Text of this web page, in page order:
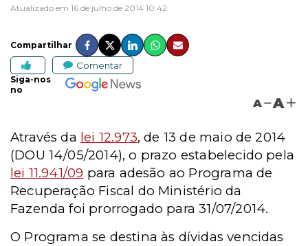
Atualizado em 16 de julho de 2014 10:42
Compartilhar
Comentar
Siga-nos
no
A A
Através da lei 12.973, de 13 de maio de 2014
(DOU 14/05/2014), o prazo estabelecido pela
lei 11.941/09 para adesão ao Programa de
Recuperação Fiscal do Ministério da
Fazenda foi prorrogado para 31/07/2014.
O Programa se destina às dívidas vencidas